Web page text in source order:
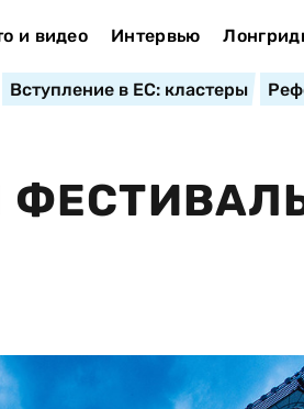
и видео Интервью
Вступление в ЕС: кластеры